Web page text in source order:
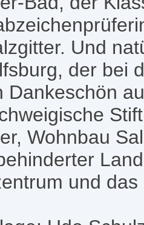
Und
der bei
Dankeschön
Wohnbau
und